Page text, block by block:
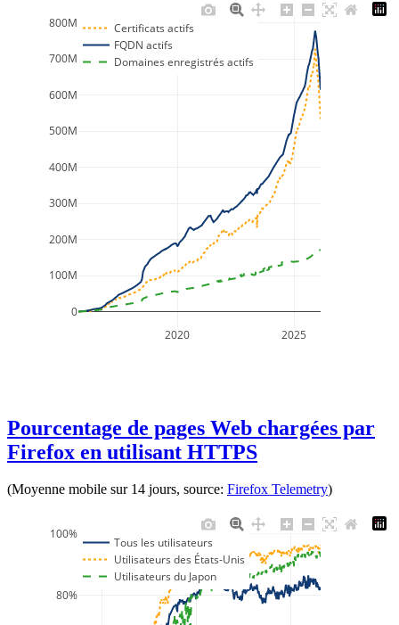
2020 2025
0
100M
200M
300M
400M
500M
600M
700M
800M
Certificats actifs
FQDN actifs
Domaines enregistrés actifs
Pourcentage de pages Web chargées par
Firefox en utilisant HTTPS
(Moyenne mobile sur 14 jours, source: Firefox Telemetry)
80%
100%
Tous les utilisateurs
Utilisateurs des États-Unis
Utilisateurs du Japon